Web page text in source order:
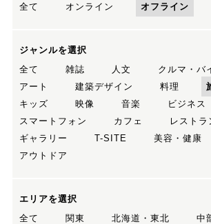
全て
オンライン オフライン
ジャンルを選択
全て
雑誌 人文
クルマ・バ
アート
建築デザイン 料理
キッズ
映像 音楽
ビジネス
スマートフォン
カフェ レストラ
ギャラリー
T-SITE 美容・健康
アウトドア
エリアを選択
全て
関東 北海道・東北
中